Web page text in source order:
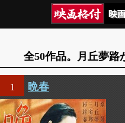
全50作品。月丘夢路
1 晩春